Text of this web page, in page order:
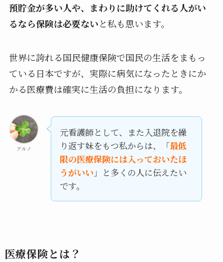
預貯金が多い人や、まわりに助けてくれる人がい
るなら保険は必要ないと私も思います。
世界に誇れる国民健康保険で国民の生活をまもっ
ている日本ですが、実際に病気になったときにか
かる医療費は確実に生活の負担になります。
アルノ
元看護師として、また入退院を繰
り返す妹をもつ私からは、「最低
限の医療保険には入っておいたほ
うがいい 」と多くの人に伝えたい
です。
医療保険とは？